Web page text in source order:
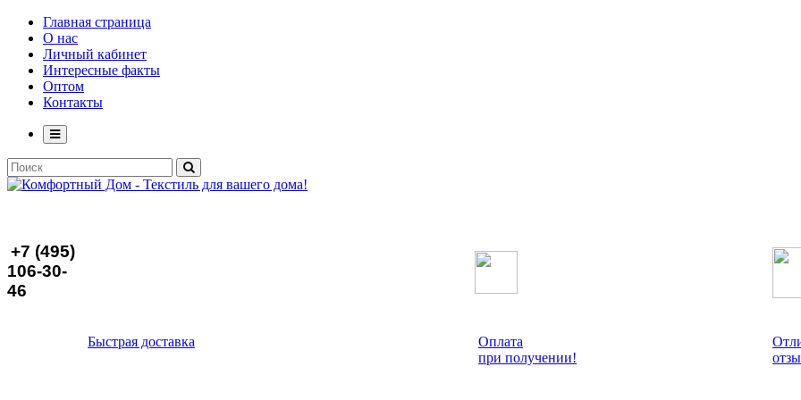
Главная страница
О нас
Личный кабинет
Интересные факты
Оптом
Контакты
Быстрая доставка
Оплата
при получении!
+7 (495)
106-30-
46